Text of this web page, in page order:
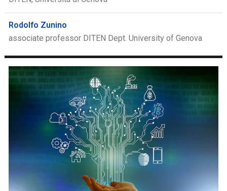
Rodolfo Zunino
associate professor DITEN Dept. University of Genova